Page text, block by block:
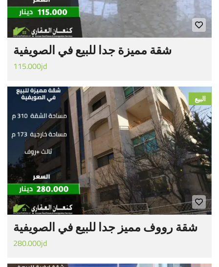
شقة مميزة جدا للبيع في الصويفية
115.000jd
البيع
شقة رووف مميز جدا للبيع في الصويفية
280.000jd